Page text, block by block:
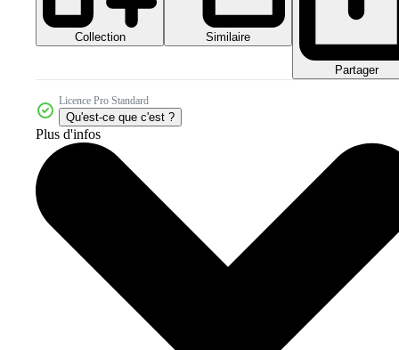
Collection Similaire
Partager
Licence Pro Standard
Qu'est-ce que c'est ?
Plus d'infos